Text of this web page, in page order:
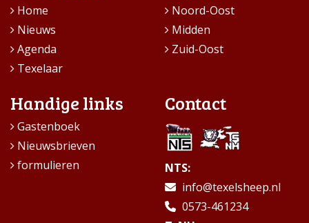
Home
Nieuws
Agenda
Texelaar
Noord-Oost
Midden
Zuid-Oost
Handige links
Gastenboek
Nieuwsbrieven
formulieren
Contact
NTS:
info@texelsheep.nl
0573-461234